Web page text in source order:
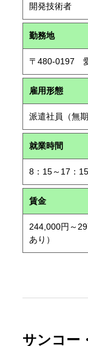
開発技術者
勤務地
〒480-0197
雇用形態
派遣社員（無
就業時間
8：15～17：15
賃金
244,000円～
あり）
サンコー